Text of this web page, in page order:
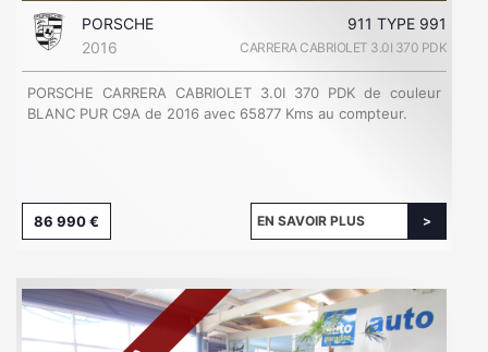
PORSCHE
911 TYPE 991
2016
CARRERA CABRIOLET 3.0I 370 PDK
PORSCHE CARRERA CABRIOLET 3.0I 370 PDK de couleur
BLANC PUR C9A de 2016 avec 65877 Kms au compteur.
86 990 € EN SAVOIR PLUS